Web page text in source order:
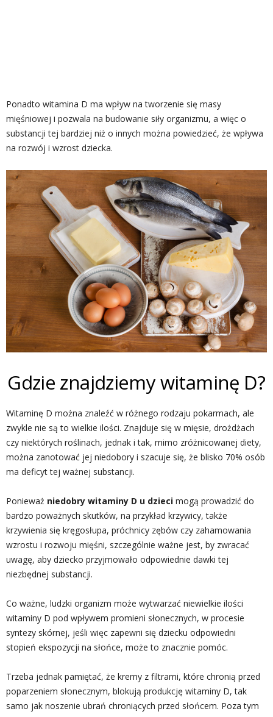
Ponadto witamina D ma wpływ na tworzenie się masy
mięśniowej i pozwala na budowanie siły organizmu, a więc o
substancji tej bardziej niż o innych można powiedzieć, że wpływa
na rozwój i wzrost dziecka.
Gdzie znajdziemy witaminę D?
Witaminę D można znaleźć w różnego rodzaju pokarmach, ale
zwykle nie są to wielkie ilości. Znajduje się w mięsie, drożdżach
czy niektórych roślinach, jednak i tak, mimo zróżnicowanej diety,
można zanotować jej niedobory i szacuje się, że blisko 70% osób
ma deficyt tej ważnej substancji.
Ponieważ niedobry witaminy D u dzieci mogą prowadzić do
bardzo poważnych skutków, na przykład krzywicy, także
krzywienia się kręgosłupa, próchnicy zębów czy zahamowania
wzrostu i rozwoju mięśni, szczególnie ważne jest, by zwracać
uwagę, aby dziecko przyjmowało odpowiednie dawki tej
niezbędnej substancji.
Co ważne, ludzki organizm może wytwarzać niewielkie ilości
witaminy D pod wpływem promieni słonecznych, w procesie
syntezy skórnej, jeśli więc zapewni się dziecku odpowiedni
stopień ekspozycji na słońce, może to znacznie pomóc.
Trzeba jednak pamiętać, że kremy z filtrami, które chronią przed
poparzeniem słonecznym, blokują produkcję witaminy D, tak
samo jak noszenie ubrań chroniących przed słońcem. Poza tym